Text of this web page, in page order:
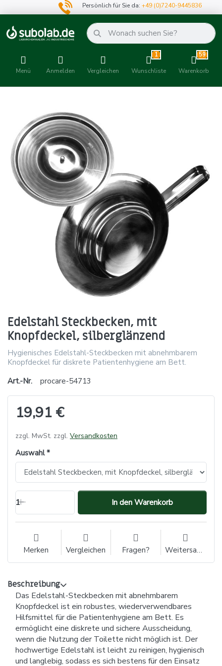
Persönlich für Sie da:+49 (0)7240-9445836
Menü Anmelden Vergleichen
1
Wunschliste
59
Warenkorb
Edelstahl Steckbecken, mit
Knopfdeckel, silberglänzend
Hygienisches Edelstahl-Steckbecken mit abnehmbarem
Knopfdeckel für diskrete Patientenhygiene am Bett.
Art.-Nr.
procare-54713
19,91 €
zzgl. MwSt. zzgl. Versandkosten
Auswahl
1 In den Warenkorb
Merken Vergleichen Fragen? Weitersagen
Beschreibung
Das Edelstahl-Steckbecken mit abnehmbarem
Knopfdeckel ist ein robustes, wiederverwendbares
Hilfsmittel für die Patientenhygiene am Bett. Es
ermöglicht eine diskrete und sichere Ausscheidung,
wenn die Nutzung der Toilette nicht möglich ist. Der
hochwertige Edelstahl ist leicht zu reinigen, hygienisch
und langlebig, sodass es sich bestens für den Einsatz